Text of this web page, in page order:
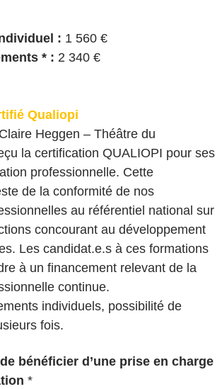
: 1 560 €
* : 2 340 €
Qualiopi
Heggen – Théâtre du
la certification QUALIOPI pour ses
professionnelle. Cette
de la conformité de nos
au référentiel national sur
concourant au développement
Les candidat.e.s à ces formations
à un financement relevant de la
continue.
individuels, possibilité de
fois.
bénéficier d’une prise en charge
*